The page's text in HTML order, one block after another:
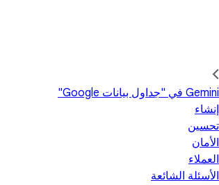
‫Gemini في "جداول بيانات Google"
إنشاء
تحسين
الأمان
العملاء
الأسئلة الشائعة